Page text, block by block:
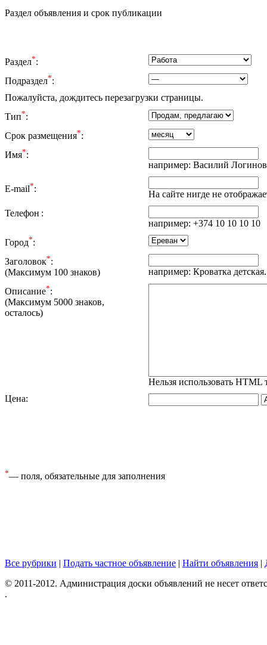
Раздел объявления и срок публикации
Раздел*:
Подраздел*:
Пожалуйста, дождитесь перезагрузки страницы.
Тип*:
Срок размещения*:
Имя*:
например: Василий Логинов
E-mail*:
На сайте нигде не
Телефон :
например: +374 10 10 10 10
Город*:
Заголовок*:
(Максимум 100 знаков)
например: Кроватка детская.
Описание*:
(Максимум 5000 знаков,
осталось)
Нельзя использовать HTML
Цена:
*— поля, обязательные для заполнения
Все рубрики | Подать частное объявление | Найти объявления |
© 2011-2012. Администрация доски объявлений не несет
.